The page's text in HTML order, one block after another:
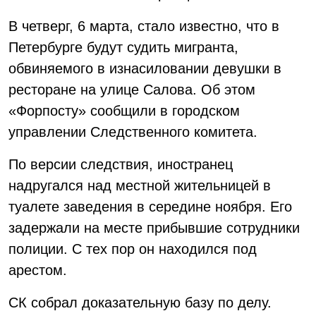
В четверг, 6 марта, стало известно, что в
Петербурге будут судить мигранта,
обвиняемого в изнасиловании девушки в
ресторане на улице Салова. Об этом
«Форпосту» сообщили в городском
управлении Следственного комитета.
По версии следствия, иностранец
надругался над местной жительницей в
туалете заведения в середине ноября. Его
задержали на месте прибывшие сотрудники
полиции. С тех пор он находился под
арестом.
СК собрал доказательную базу по делу.